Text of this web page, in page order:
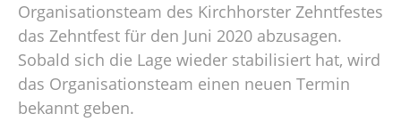
Organisationsteam des Kirchhorster Zehntfestes
das Zehntfest für den Juni 2020 abzusagen.
Sobald sich die Lage wieder stabilisiert hat, wird
das Organisationsteam einen neuen Termin
bekannt geben.